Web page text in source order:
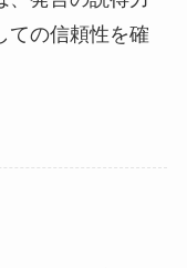
ての信頼性を確